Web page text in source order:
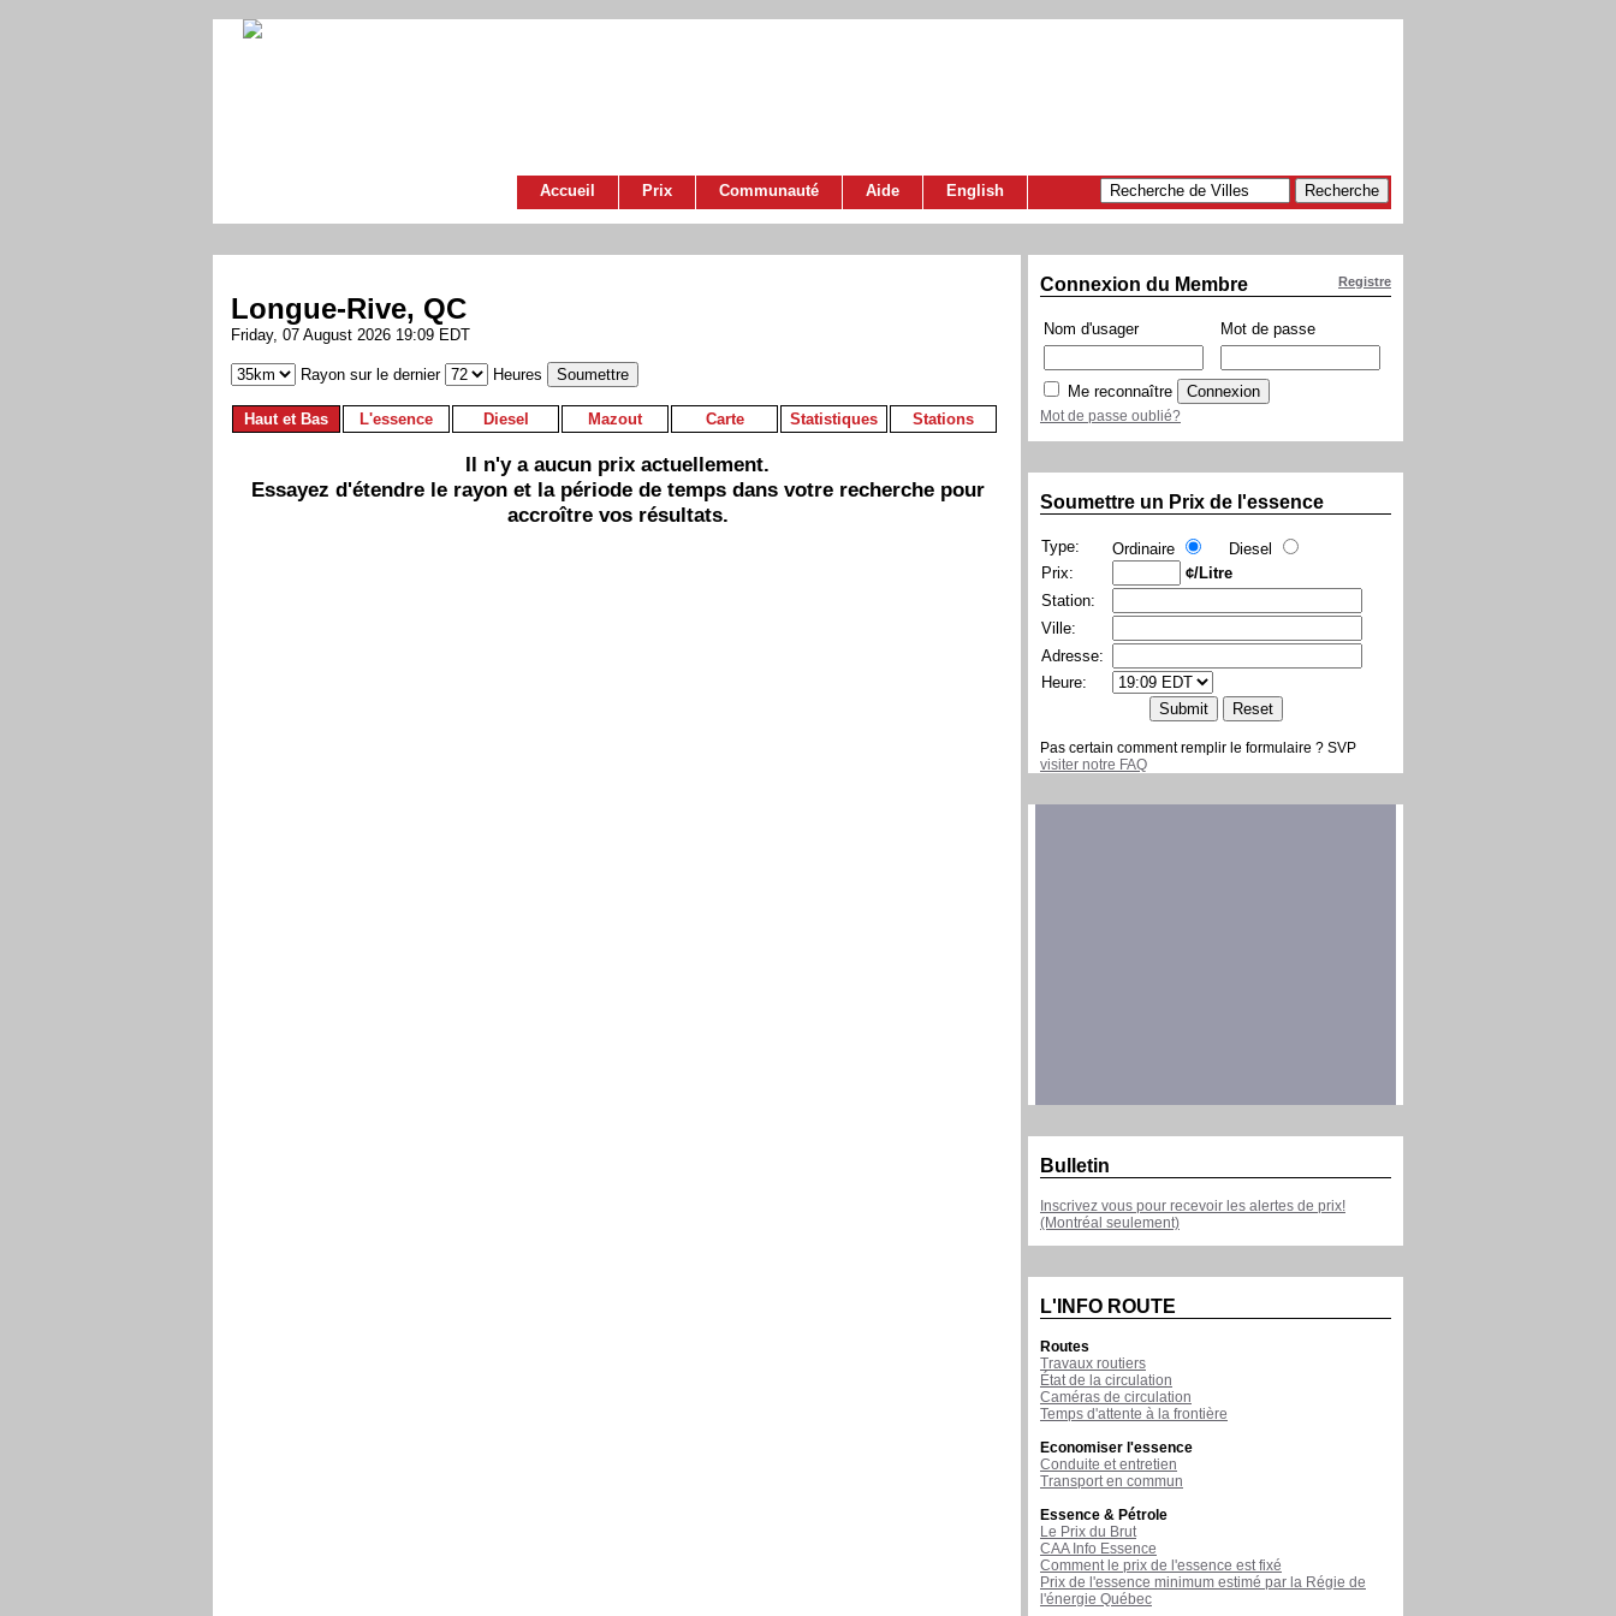
Accueil Prix Communauté Aide English
Longue-Rive, QC
Friday, 07 August 2026 19:09 EDT
Rayon sur le dernier Heures
Haut et Bas L'essence Diesel Mazout Carte Statistiques Stations
Il n'y a aucun prix actuellement.
Essayez d'étendre le rayon et la période de temps dans votre recherche pour
accroître vos résultats.
Registre
Connexion du Membre
Nom d'usager Mot de passe
Me reconnaître
Mot de passe oublié?
Soumettre un Prix de l'essence
Type: Ordinaire
Diesel
Prix:
¢/Litre
Station:
Ville:
Adresse:
Heure:
Pas certain comment remplir le formulaire ? SVP
visiter notre FAQ
Bulletin
Inscrivez vous pour recevoir les alertes de prix!
(Montréal seulement)
L'INFO ROUTE
Routes
Travaux routiers
État de la circulation
Caméras de circulation
Temps d'attente à la frontière
Economiser l'essence
Conduite et entretien
Transport en commun
Essence & Pétrole
Le Prix du Brut
CAA Info Essence
Comment le prix de l'essence est fixé
Prix de l'essence minimum estimé par la Régie de
l'énergie Québec